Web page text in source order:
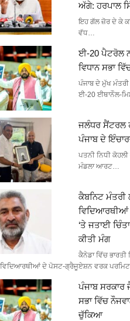
ਅੱਗੇ: ਹਰਪਾਲ
ਇਹ ਗੱਲ ਜ਼ੋਰ ਦੇ ਕੇ
ਵੱਧ…
ਈ-20 ਪੈਟਰੋਲ
ਵਿਧਾਨ ਸਭਾ
ਪੰਜਾਬ ਦੇ ਮੁੱਖ
ਈ-20 ਈਥਾਨੌਲ-
ਜਲੰਧਰ ਸੈਂਟਰਲ
ਪੰਜਾਬ ਦੇ
ਪਤਨੀ ਨਿਧੀ
ਮੰਡਲਾ ਆਰਟ…
ਕੈਬਨਿਟ ਮੰਤਰੀ
‘ਤੇ ਜਤਾਈ
ਕੀਤੀ ਮੰਗ
ਕੈਨੇਡਾ ਵਿੱਚ
ਵਿਦਿਆਰਥੀਆਂ ਦੇ ਪੋਸਟ-ਗ੍ਰੈਜੂਏਸ਼ਨ ਵਰਕ
ਪੰਜਾਬ ਸਰਕਾਰ
ਸਭਾ ਵਿੱਚ
ਚੁੱਕਿਆ